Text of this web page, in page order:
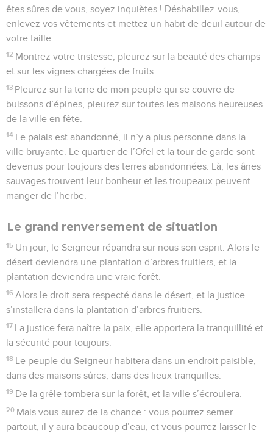
êtes sûres de vous, soyez inquiètes ! Déshabillez-vous,
enlevez vos vêtements et mettez un habit de deuil autour de
votre taille.
12 Montrez votre tristesse, pleurez sur la beauté des champs
et sur les vignes chargées de fruits.
13 Pleurez sur la terre de mon peuple qui se couvre de
buissons d’épines, pleurez sur toutes les maisons heureuses
de la ville en fête.
14 Le palais est abandonné, il n’y a plus personne dans la
ville bruyante. Le quartier de l’Ofel et la tour de garde sont
devenus pour toujours des terres abandonnées. Là, les ânes
sauvages trouvent leur bonheur et les troupeaux peuvent
manger de l’herbe.
Le grand renversement de situation
15 Un jour, le Seigneur répandra sur nous son esprit. Alors le
désert deviendra une plantation d’arbres fruitiers, et la
plantation deviendra une vraie forêt.
16 Alors le droit sera respecté dans le désert, et la justice
s’installera dans la plantation d’arbres fruitiers.
17 La justice fera naître la paix, elle apportera la tranquillité et
la sécurité pour toujours.
18 Le peuple du Seigneur habitera dans un endroit paisible,
dans des maisons sûres, dans des lieux tranquilles.
19 De la grêle tombera sur la forêt, et la ville s’écroulera.
20 Mais vous aurez de la chance : vous pourrez semer
partout, il y aura beaucoup d’eau, et vous pourrez laisser le